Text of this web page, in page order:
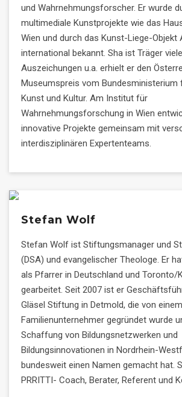
und Wahrnehmungsforscher. Er wurde
multimediale Kunstprojekte wie das
Wien und durch das Kunst-Liege-Objekt
international bekannt. Sha ist Träger
Auszeichungen u.a. erhielt er den
Museumspreis vom Bundesministerium
Kunst und Kultur. Am Institut für
Wahrnehmungsforschung in Wien
innovative Projekte gemeinsam mit
interdisziplinären Expertenteams.
Stefan Wolf
Stefan Wolf ist Stiftungsmanager und
(DSA) und evangelischer Theologe. Er
als Pfarrer in Deutschland und Toronto/
gearbeitet. Seit 2007 ist er
Gläsel Stiftung in Detmold, die von einem
Familienunternehmer gegründet wurde
Schaffung von Bildungsnetzwerken und
Bildungsinnovationen in Nordrhein-
bundesweit einen Namen gemacht hat.
PRRITTI- Coach, Berater, Referent und